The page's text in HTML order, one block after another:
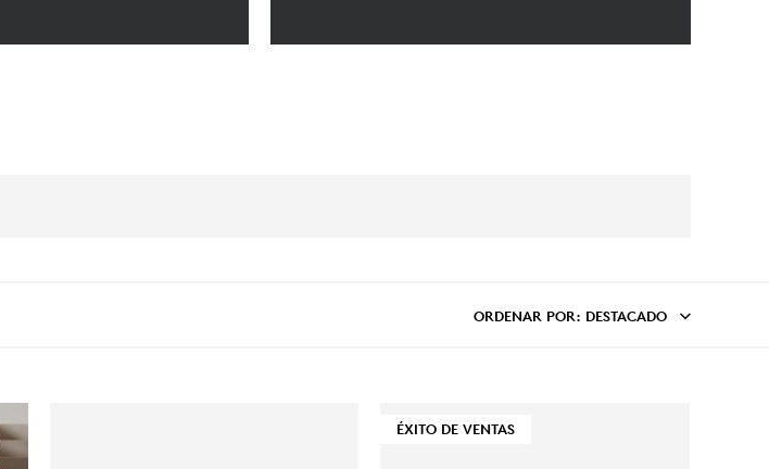
ORDENAR POR : DESTACADO
ÉXITO DE VENTAS